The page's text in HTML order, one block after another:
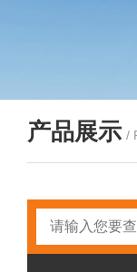
产品展示 /